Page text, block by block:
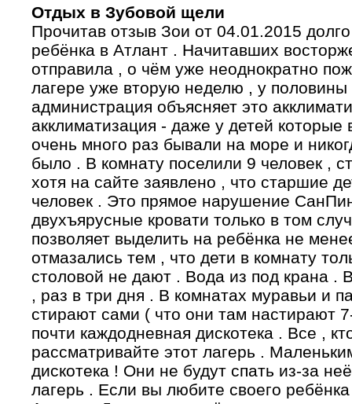
Отдых в Зубовой щели
Прочитав отзыв Зои от 04.01.2015
ребёнка в Атлант . Начитавших
отправила , о чём уже неоднократно
лагере уже вторую неделю , у половины
администрация объясняет это
акклиматизация - даже у детей
очень много раз бывали на море и
было . В комнату поселили 9 человек ,
хотя на сайте заявлено , что старшие
человек . Это прямое нарушение
двухъярусные кровати только в том
позволяет выделить на ребёнка не
отмазались тем , что дети в комнату
столовой не дают . Вода из под крана .
, раз в три дня . В комнатах муравьи и
стирают сами ( что они там настирают
почти каждодневная дискотека . Все ,
рассматривайте этот лагерь .
дискотека ! Они не будут спать из-за
лагерь . Если вы любите своего